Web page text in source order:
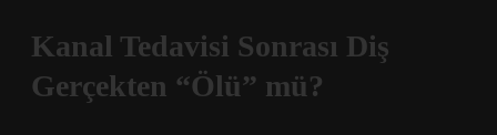
Kanal Tedavisi Sonrası Diş
Gerçekten “Ölü” mü?